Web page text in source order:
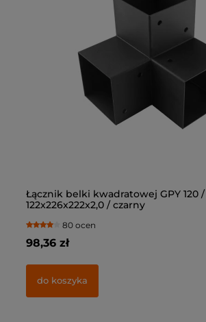
Łącznik belki kwadratowej GPY 120 /
122x226x222x2,0 / czarny
80 ocen
98,36 zł
do koszyka